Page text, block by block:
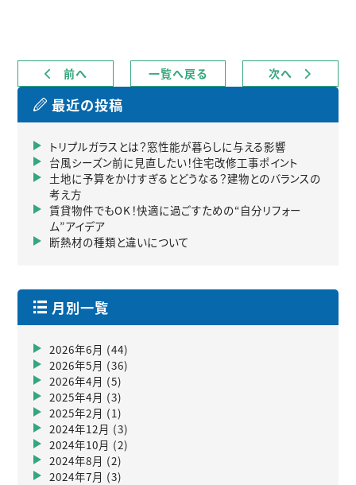
前へ 一覧へ戻る 次へ
最近の投稿
トリプルガラスとは？窓性能が暮らしに与える影響
台風シーズン前に見直したい！住宅改修工事ポイント
土地に予算をかけすぎるとどうなる？建物とのバランスの
考え方
賃貸物件でもOK！快適に過ごすための“自分リフォー
ム”アイデア
断熱材の種類と違いについて
月別一覧
2026年6月 (44)
2026年5月 (36)
2026年4月 (5)
2025年4月 (3)
2025年2月 (1)
2024年12月 (3)
2024年10月 (2)
2024年8月 (2)
2024年7月 (3)